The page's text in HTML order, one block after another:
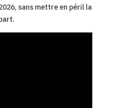
sans mettre en péril la